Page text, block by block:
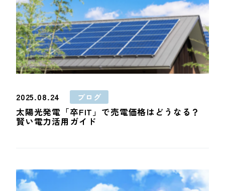
2025.08.24 ブログ
太陽光発電「卒FIT」で売電価格はどうなる？
賢い電力活用ガイド